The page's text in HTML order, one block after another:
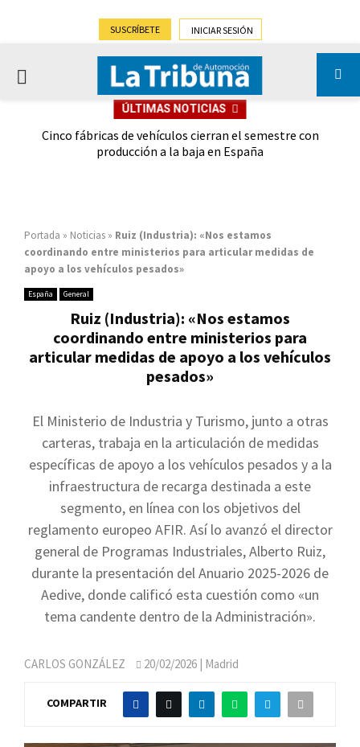
SUSCRÍBETE INICIAR SESIÓN
PRIMARY
ÚLTIMAS NOTICIAS
Cinco fábricas de vehículos cierran el semestre con
producción a la baja en España
Portada » Noticias » Ruiz (Industria): «Nos estamos
coordinando entre ministerios para articular medidas de
apoyo a los vehículos pesados»
España General
Ruiz (Industria): «Nos estamos
coordinando entre ministerios para
articular medidas de apoyo a los vehículos
pesados»
El Ministerio de Industria y Turismo, junto a otras
carteras, trabaja en la articulación de medidas
específicas de apoyo a los vehículos pesados y a la
infraestructura de recarga destinada a este
segmento, en línea con los objetivos del
reglamento europeo AFIR. Así lo avanzó el director
general de Programas Industriales, Alberto Ruiz,
durante la presentación del Anuario 2025-2026 de
Aedive, donde calificó esta cuestión como «un
tema candente dentro de la Administración».
CARLOS GONZÁLEZ 20/02/2026 | Madrid
COMPARTIR